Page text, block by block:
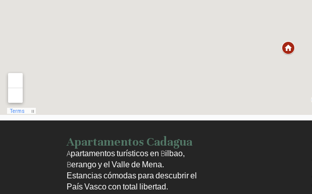
Apartamentos Cadagua
Apartamentos turísticos en Bilbao,
Berango y el Valle de Mena.
Estancias cómodas para descubrir el
País Vasco con total libertad.